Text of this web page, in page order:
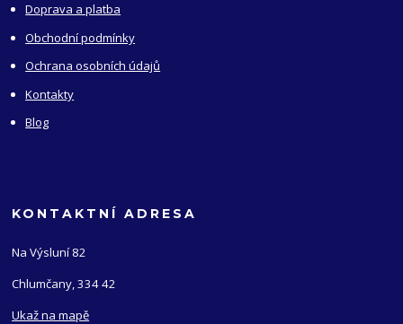
Doprava a platba
Obchodní podmínky
Ochrana osobních údajů
Kontakty
Blog
KONTAKTNÍ ADRESA
Na Výsluní 82
Chlumčany, 334 42
Ukaž na mapě